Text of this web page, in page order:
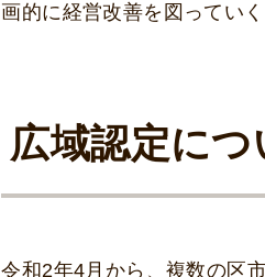
画的に経営改善を図ってい
広域認定につ
令和2年4月から、複数の区